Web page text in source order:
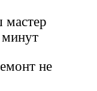
мастер
минут
не